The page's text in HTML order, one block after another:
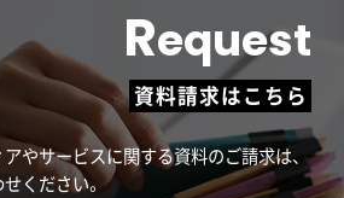
Request
資料請求はこちら
やサービスに関する資料のご請求は、
ください。